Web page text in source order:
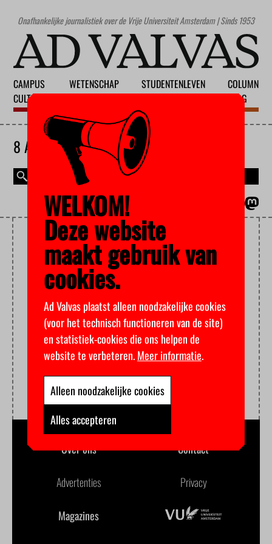
Onafhankelijke journalistiek over de Vrije Universiteit Amsterdam | Sinds 1953
CAMPUS
CULTUUR
WETENSCHAP
STUDENTENLEVEN
COLUMN
BLOG
8 AUGUSTUS 2026
RIK PEELS
Over ons Contact
Advertenties Privacy
Magazines
WELKOM!
Deze website
maakt gebruik van
cookies.
Ad Valvas plaatst alleen noodzakelijke cookies
(voor het technisch functioneren van de site)
en statistiek-cookies die ons helpen de
website te verbeteren.Meer informatie.
Alleen noodzakelijke cookies
Alles accepteren